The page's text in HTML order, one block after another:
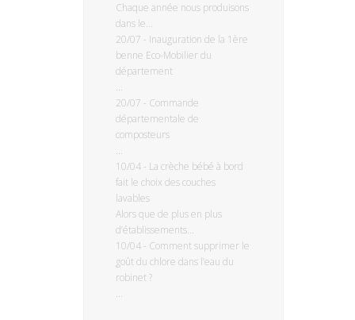
Chaque année nous produisons
dans le...
20/07 - Inauguration de la 1ère
benne Eco-Mobilier du
département
...
20/07 - Commande
départementale de
composteurs
...
10/04 - La crèche bébé à bord
fait le choix des couches
lavables
Alors que de plus en plus
d’établissements...
10/04 - Comment supprimer le
goût du chlore dans l’eau du
robinet ?
...